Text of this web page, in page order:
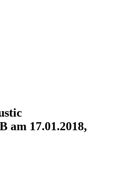
am 17.01.2018,